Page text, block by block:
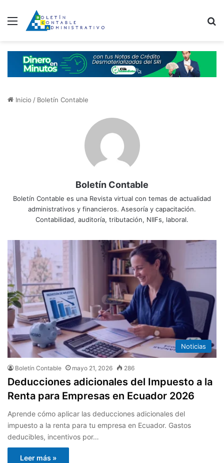
Menú
Inicio / Boletín Contable
Boletín Contable
Boletín Contable es una Revista virtual con temas de actualidad
administrativos y financieros. Asesoría y capacitación.
Contabilidad, auditoría, tributación, NIIFs, laboral.
Noticias
Boletín Contable mayo 21, 2026 286
Deducciones adicionales del Impuesto a la
Renta para Empresas en Ecuador 2026
Aprende cómo aplicar las deducciones adicionales del
impuesto a la renta para tu empresa en Ecuador. Gastos
deducibles, incentivos por…
Leer más »